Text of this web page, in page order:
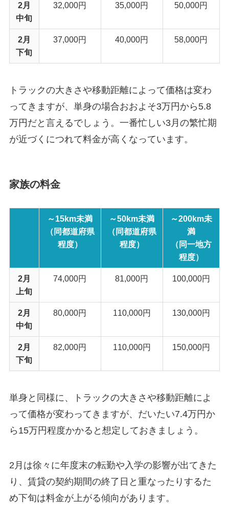
2月
中旬
32,000円 35,000円 50,000円
2月
下旬
37,000円 40,000円 58,000円
トラックの大きさや移動距離によって価格は変わ
ってきますが、単身の場合おおよそ3万円から5.8
万円だと言えるでしょう。一番忙しい3月の繁忙期
が近づくにつれて料金が高くなっています。
家族の料金
～15km未満
（同都道府県
程度）
～50km未満
（同都道府県
程度）
～200km未
満
（同一地方
程度）
2月
上旬
74,000円 81,000円 100,000円
2月
中旬
80,000円 110,000円 130,000円
2月
下旬
82,000円 110,000円 150,000円
単身と同様に、トラックの大きさや移動距離によ
って価格が変わってきますが、だいたい7.4万円か
ら15万円程度かかると想定しておきましょう。
2月は徐々に年度末の転勤や入学の影響が出てきた
り、賃貸の契約期間の終了日と重なったりするた
め下旬は料金が上がる傾向があります。